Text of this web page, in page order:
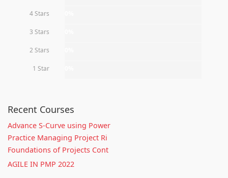
4 Stars
3 Stars
2 Stars
1 Star
Recent Courses
Advance S-Curve using Power
Practice Managing Project Ri
Foundations of Projects Cont
AGILE IN PMP 2022